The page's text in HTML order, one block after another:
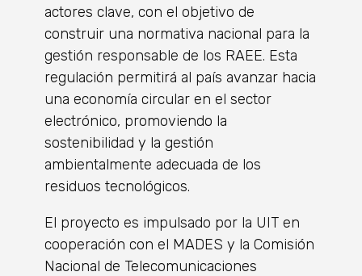
actores clave, con el objetivo de
construir una normativa nacional para la
gestión responsable de los RAEE. Esta
regulación permitirá al país avanzar hacia
una economía circular en el sector
electrónico, promoviendo la
sostenibilidad y la gestión
ambientalmente adecuada de los
residuos tecnológicos.
El proyecto es impulsado por la UIT en
cooperación con el MADES y la Comisión
Nacional de Telecomunicaciones